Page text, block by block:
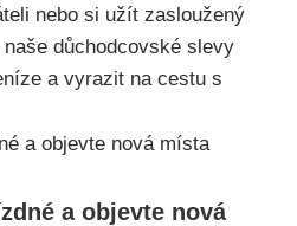
nebo⁢ si užít zasloužený
důchodcovské slevy​
a vyrazit na ‌cestu s
a objevte ​nová